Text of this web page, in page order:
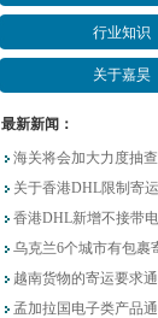
行业知识
关于嘉昊
最新新闻：
海关将会加大力度抽
关于香港DHL限制寄
香港DHL新增不接带
乌克兰6个城市有包裹
越南货物的寄运要求
孟加拉国电子类产品